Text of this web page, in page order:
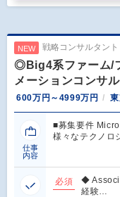
NEW 戦略コンサルタント
◎Big4系ファーム/
メーションコンサ
600万円～4999万円
仕事
内容
■募集要件
様々なテクノロ
必須
◆
経験…